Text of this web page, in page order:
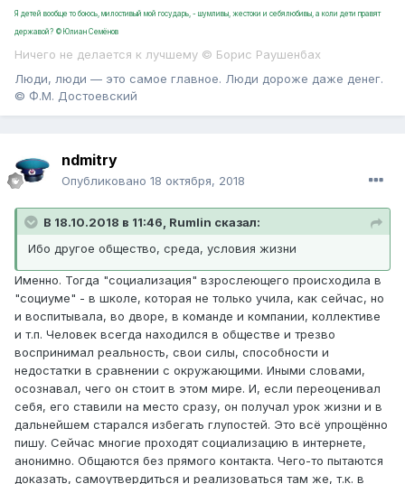
Я детей вообще то боюсь, милостивый мой государь, - шумливы, жестоки и себялюбивы, а коли дети правят
державой? ©Юлиан Семёнов
Ничего не делается к лучшему © Борис Раушенбах
Люди, люди — это самое главное. Люди дороже даже денег.
© Ф.М. Достоевский
ndmitry
Опубликовано 18 октября, 2018
В 18.10.2018 в 11:46, Rumlin сказал:
Ибо другое общество, среда, условия жизни
Именно. Тогда "социализация" взрослеющего происходила в
"социуме" - в школе, которая не только учила, как сейчас, но
и воспитывала, во дворе, в команде и компании, коллективе
и т.п. Человек всегда находился в обществе и трезво
воспринимал реальность, свои силы, способности и
недостатки в сравнении с окружающими. Иными словами,
осознавал, чего он стоит в этом мире. И, если переоценивал
себя, его ставили на место сразу, он получал урок жизни и в
дальнейшем старался избегать глупостей. Это всё упрощённо
пишу. Сейчас многие проходят социализацию в интернете,
анонимно. Общаются без прямого контакта. Чего-то пытаются
доказать, самоутвердиться и реализоваться там же, т.к. в